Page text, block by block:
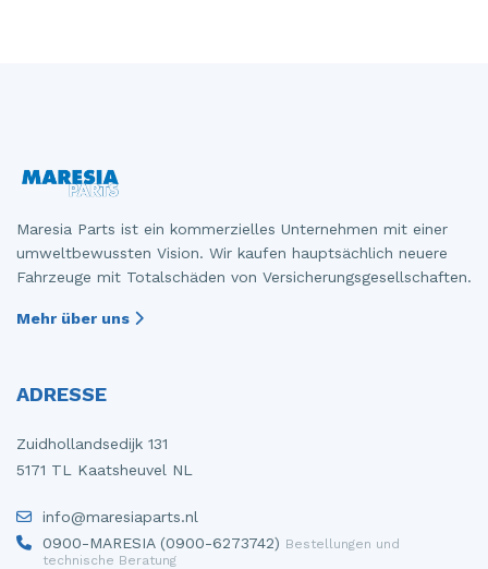
Maresia Parts ist ein kommerzielles Unternehmen mit einer
umweltbewussten Vision. Wir kaufen hauptsächlich neuere
Fahrzeuge mit Totalschäden von Versicherungsgesellschaften.
Mehr über uns
ADRESSE
Zuidhollandsedijk 131
5171 TL Kaatsheuvel NL
info@maresiaparts.nl
0900-MARESIA (0900-6273742) Bestellungen und
technische Beratung